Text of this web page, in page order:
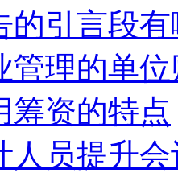
的引言段
管理的单
筹资的特点
人员提升